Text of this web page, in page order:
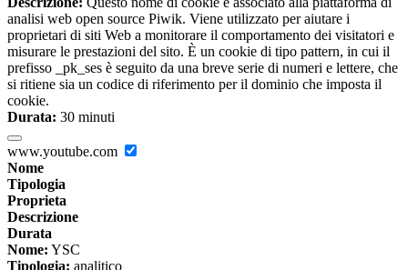
analisi web open source Piwik. Viene utilizzato per aiutare i
proprietari di siti Web a monitorare il comportamento dei visitatori e
misurare le prestazioni del sito. È un cookie di tipo pattern, in cui il
prefisso _pk_ses è seguito da una breve serie di numeri e lettere, che
si ritiene sia un codice di riferimento per il dominio che imposta il
cookie.
Durata: 30 minuti
www.youtube.com
Nome
Tipologia
Proprieta
Descrizione
Durata
Nome: YSC
Tipologia: analitico